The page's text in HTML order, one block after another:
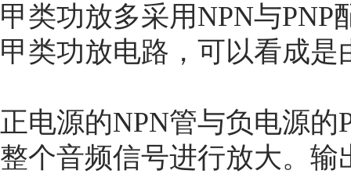
甲类功放多采用NPN与
甲类功放电路，可以看成
正电源的NPN管与负电源
整个音频信号进行放大。输